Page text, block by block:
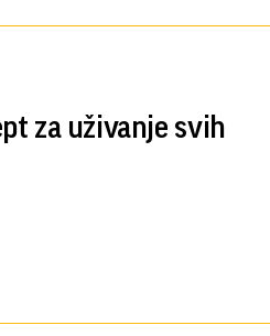
za uživanje svih